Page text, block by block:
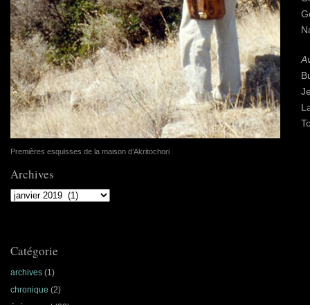
Premières esquisses de la maison d’Akritochori
Archives
Archives
Catégorie
archives (1)
chronique (2)